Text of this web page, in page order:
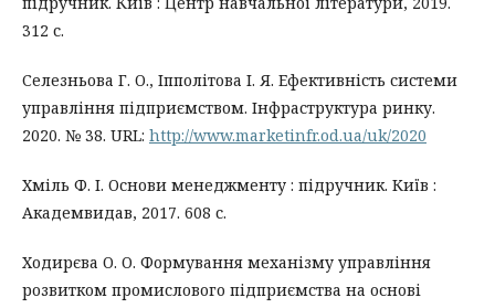
312 с.
Селезньова Г. О., Іпполітова І. Я. Ефективність системи
управління підприємством. Інфраструктура ринку.
2020. № 38. URL: http://www.marketinfr.od.ua/uk/2020
Хміль Ф. І. Основи менеджменту : підручник. Київ :
Академвидав, 2017. 608 с.
Ходирєва О. О. Формування механізму управління
розвитком промислового підприємства на основі